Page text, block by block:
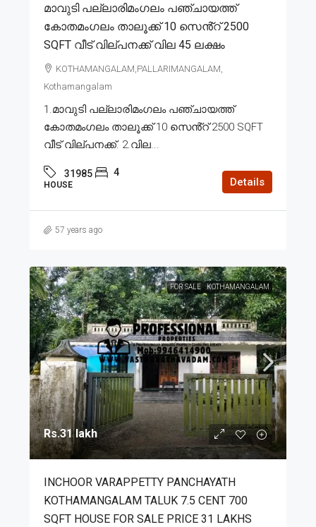
മാവുടി പല്ലാരിമംഗലം പഞ്ചായത്ത്
കോതമംഗലം താലൂക്ക് 10 സെൻ്റ് 2500
SQFT വീട് വില്പനക്ക് വില 45 ലക്ഷം
KOTHAMANGALAM,PALLARIMANGALAM,
Kothamangalam
1.മാവുടി പല്ലാരിമംഗലം പഞ്ചായത്ത്
കോതമംഗലം താലൂക്ക് 10 സെൻ്റ് 2500 SQFT
വീട് വില്പനക്ക്. 2.വില...
31985 4
HOUSE Details
57 years ago
FOR SALE KOTHAMANGALAM
Rs.31 lakh
INCHOOR VARAPPETTY PANCHAYATH
KOTHAMANGALAM TALUK 7.5 CENT 700
SQFT HOUSE FOR SALE PRICE 31 LAKHS